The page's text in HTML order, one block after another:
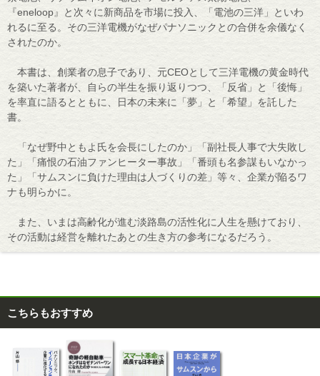
『eneloop』と次々に新商品を市場に投入、「電池の三洋」といわ
れるに至る。その三洋電機がなぜパナソニックとの合併を余儀なく
されたのか。
本書は、創業者の息子であり、元CEOとして三洋電機の黄金時代
を築いた著者が、自らの半生を振り返りつつ、「反省」と「後悔」
を率直に語るとともに、日本の未来に「夢」と「希望」を託した
書。
「なぜ野中ともよ氏を会長にしたのか」「副社長人事で大失敗し
た」「痛恨の石油ファンヒーター事故」「番頭も名参謀もいなかっ
た」「サムスンに負けた理由は人づくりの差」等々、企業が陥るワ
ナも明らかに。
また、いまは高齢化が進む淡路島の活性化に人生を懸けており、
その活動は経営を離れたあとの生き方の参考になるだろう。
こちらもおすすめ